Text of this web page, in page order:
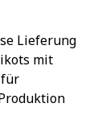
Lieferung
mit
für